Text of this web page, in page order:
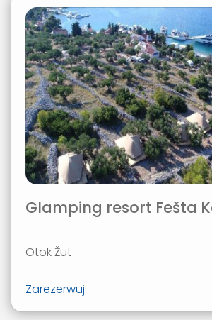
Glamping resort Fešta
Otok Žut
Zarezerwuj